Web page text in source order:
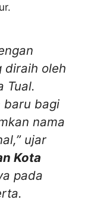
diraih oleh
Tual.
baru bagi
nama
ujar
Kota
pada